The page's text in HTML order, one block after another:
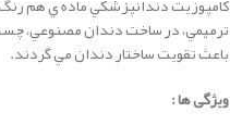
ترميمي، در ساخت دندان مصنوعي،
باعث تقويت ساختار دندان مي گردند.
ویژگی ها :